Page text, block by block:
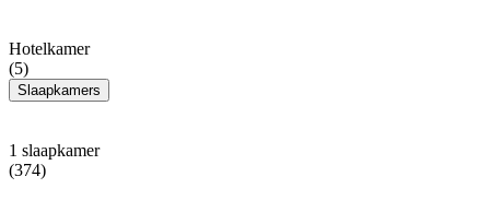
Hotelkamer
(5)
Slaapkamers
1 slaapkamer
(374)